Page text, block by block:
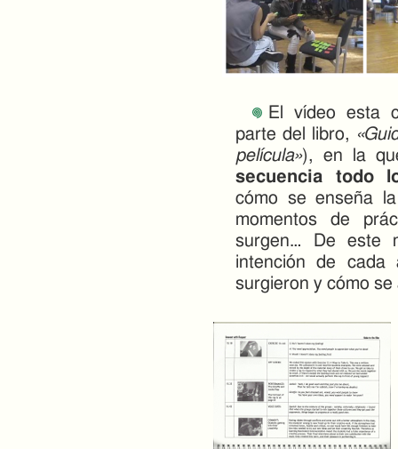
El vídeo esta
parte del libro,
película»), en la
secuencia todo
cómo se enseña
momentos de
surgen… De este
intención de cada
surgieron y cómo